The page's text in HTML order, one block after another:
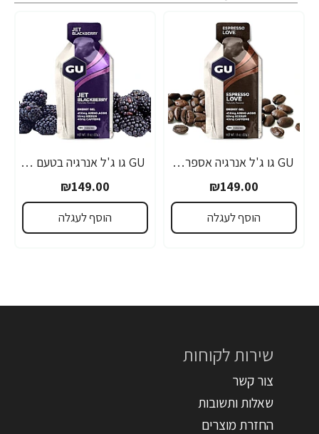
GU גו ג'ל אנרגיה אספרסו 32 גרם - 24 יחידות
₪149.00
הוסף לעגלה
GU גו ג'ל אנרגיה בטעם פטל שחור 32 גרם - 24 יחידות
₪149.00
הוסף לעגלה
שירות לקוחות
צור קשר
שאלות ותשובות
החזרת מוצרים